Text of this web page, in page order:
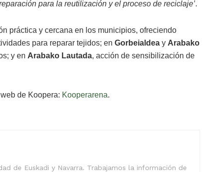
para la reutilización y el proceso de reciclaje’.
práctica y cercana en los municipios, ofreciendo
para reparar tejidos; en Gorbeialdea y Arabako
y en Arabako Lautada, acción de sensibilización de
de Koopera: Kooperarena.
de Euskadi y Navarra. Trabajamos la información de